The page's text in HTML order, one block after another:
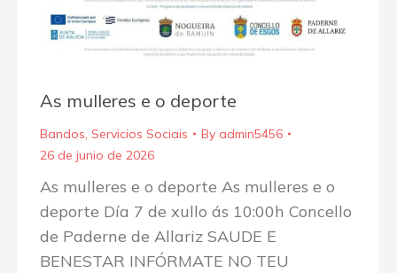
As mulleres e o deporte
Bandos, Servicios Sociais By admin5456
26 de junio de 2026
As mulleres e o deporte As mulleres e o
deporte Día 7 de xullo ás 10:00h Concello
de Paderne de Allariz SAUDE E
BENESTAR INFÓRMATE NO TEU